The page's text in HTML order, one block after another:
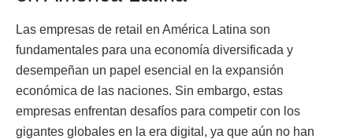
Las empresas de retail en América Latina son
fundamentales para una economía diversificada y
desempeñan un papel esencial en la expansión
económica de las naciones. Sin embargo, estas
empresas enfrentan desafíos para competir con los
gigantes globales en la era digital, ya que aún no han